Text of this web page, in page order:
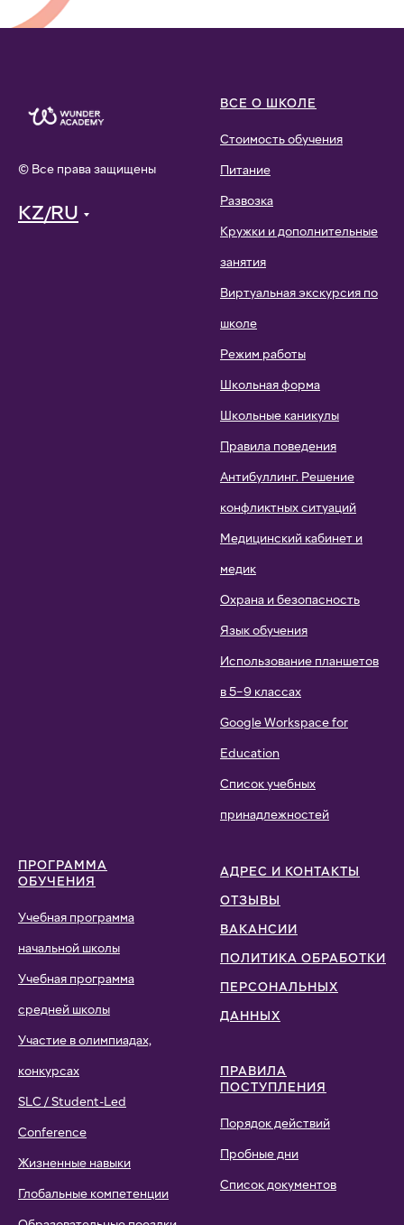
© Все права защищены
KZ/RU
ВСЕ О ШКОЛЕ
Стоимость обучения
Питание
Развозка
Кружки и дополнительные
занятия
Виртуальная экскурсия по
школе
Режим работы
Школьная форма
Школьные каникулы
Правила поведения
Антибуллинг. Решение
конфликтных ситуаций
Медицинский кабинет и
медик
Охрана и безопасность
Язык обучения
Использование планшетов
в 5–9 классах
Google Workspace for
Education
Список учебных
принадлежностей
ПРОГРАММА
ОБУЧЕНИЯ
Учебная программа
начальной школы
Учебная программа
средней школы
Участие в олимпиадах,
конкурсах
SLC / Student-Led
Conference
Жизненные навыки
Глобальные компетенции
АДРЕС И КОНТАКТЫ
ОТЗЫВЫ
ВАКАНСИИ
ПОЛИТИКА ОБРАБОТКИ
ПЕРСОНАЛЬНЫХ
ДАННЫХ
ПРАВИЛА
ПОСТУПЛЕНИЯ
Порядок действий
Пробные дни
Список документов